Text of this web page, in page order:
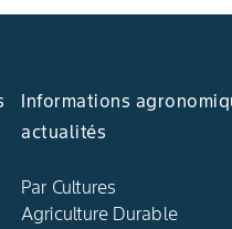
Informations
actualités
Par Cultures
Agriculture Durable